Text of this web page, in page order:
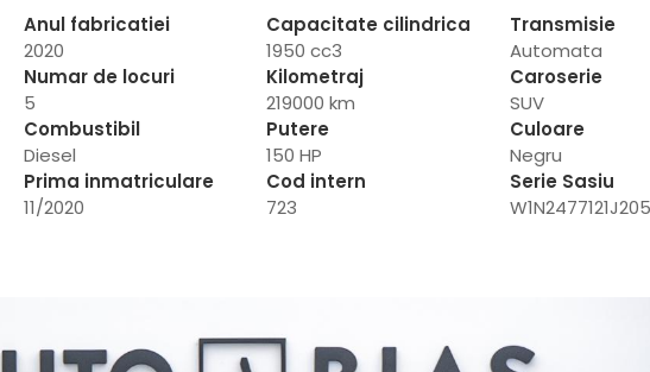
Anul fabricatiei
2020
Capacitate cilindrica
1950 cc3
Transmisie
Automata
Numar de locuri
5
Kilometraj
219000 km
Caroserie
SUV
Combustibil
Diesel
Putere
150 HP
Culoare
Negru
Prima inmatriculare
11/2020
Cod intern
723
Serie Sasiu